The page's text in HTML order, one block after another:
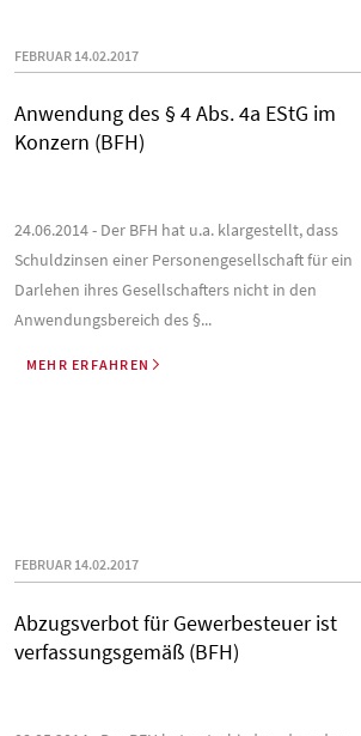
FEBRUAR 14.02.2017
Anwendung des § 4 Abs. 4a EStG im
Konzern (BFH)
24.06.2014 - Der BFH hat u.a. klargestellt, dass
Schuldzinsen einer Personengesellschaft für ein
Darlehen ihres Gesellschafters nicht in den
Anwendungsbereich des §...
MEHR ERFAHREN
FEBRUAR 14.02.2017
Abzugsverbot für Gewerbesteuer ist
verfassungsgemäß (BFH)